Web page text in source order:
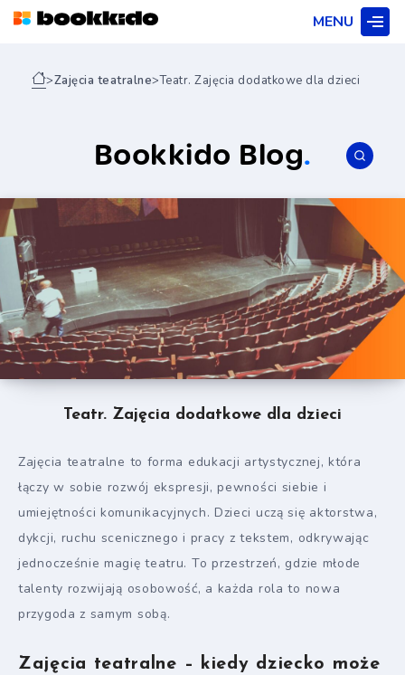
MENU
>Zajęcia teatralne>Teatr. Zajęcia dodatkowe dla dzieci
Bookkido Blog.
Teatr. Zajęcia dodatkowe dla dzieci
Zajęcia teatralne to forma edukacji artystycznej, która
łączy w sobie rozwój ekspresji, pewności siebie i
umiejętności komunikacyjnych. Dzieci uczą się aktorstwa,
dykcji, ruchu scenicznego i pracy z tekstem, odkrywając
jednocześnie magię teatru. To przestrzeń, gdzie młode
talenty rozwijają osobowość, a każda rola to nowa
przygoda z samym sobą.
Zajęcia teatralne – kiedy dziecko może